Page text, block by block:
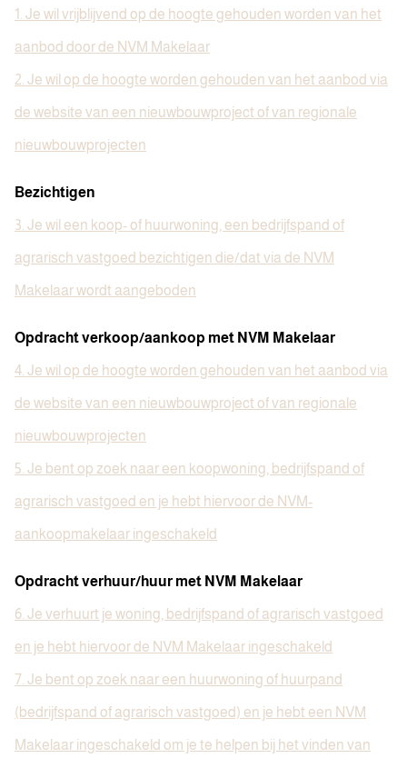
1. Je wil vrijblijvend op de hoogte gehouden worden van het
aanbod door de NVM Makelaar
2. Je wil op de hoogte worden gehouden van het aanbod via
de website van een nieuwbouwproject of van regionale
nieuwbouwprojecten
Bezichtigen
3. Je wil een koop- of huurwoning, een bedrijfspand of
agrarisch vastgoed bezichtigen die/dat via de NVM
Makelaar wordt aangeboden
Opdracht verkoop/aankoop met NVM Makelaar
4. Je wil op de hoogte worden gehouden van het aanbod via
de website van een nieuwbouwproject of van regionale
nieuwbouwprojecten
5. Je bent op zoek naar een koopwoning, bedrijfspand of
agrarisch vastgoed en je hebt hiervoor de NVM-
aankoopmakelaar ingeschakeld
Opdracht verhuur/huur met NVM Makelaar
6. Je verhuurt je woning, bedrijfspand of agrarisch vastgoed
en je hebt hiervoor de NVM Makelaar ingeschakeld
7. Je bent op zoek naar een huurwoning of huurpand
(bedrijfspand of agrarisch vastgoed) en je hebt een NVM
Makelaar ingeschakeld om je te helpen bij het vinden van